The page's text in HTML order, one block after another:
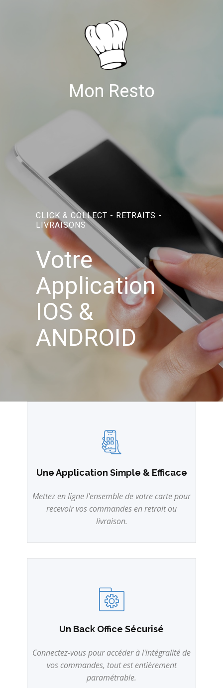
CLICK & COLLECT - RETRAITS -
LIVRAISONS
Votre
Application
IOS &
ANDROID
Mon Resto
Une Application Simple & Efficace
Mettez en ligne l'ensemble de votre carte pour
recevoir vos commandes en retrait ou
livraison.
Un Back Office Sécurisé
Connectez-vous pour accéder à l'intégralité de
vos commandes, tout est entièrement
paramétrable.